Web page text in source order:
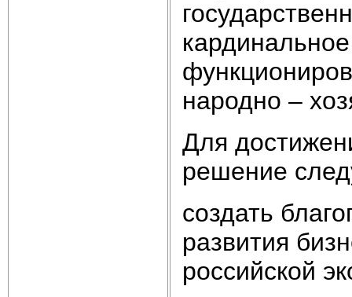
народно –
Для
решение
создать
развития
российской